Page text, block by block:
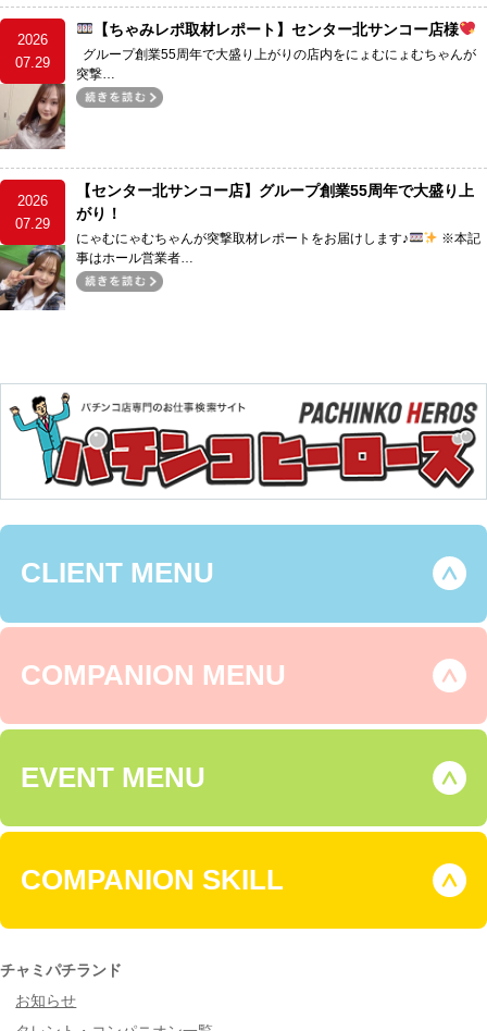
2026
07.29
【ちゃみレポ取材レポート】センター北サンコー店様
グループ創業55周年で大盛り上がりの店内をにょむにょむちゃんが
突撃…
2026
07.29
【センター北サンコー店】グループ創業55周年で大盛り上
がり！
にゃむにゃむちゃんが突撃取材レポートをお届けします♪
※本記
事はホール営業者…
CLIENT MENU
COMPANION MENU
EVENT MENU
COMPANION SKILL
チャミパチランド
お知らせ